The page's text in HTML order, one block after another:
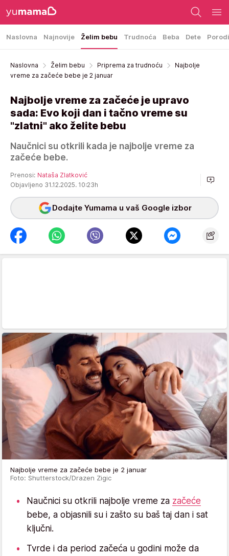
Naslovna Najnovije Želim bebu Trudnoća Beba Dete
Naslovna Želim bebu Priprema za trudnoću
Najbolje
vreme za začeće bebe je 2 januar
Najbolje vreme za začeće je upravo
sada: Evo koji dan i tačno vreme su
"zlatni" ako želite bebu
Naučnici su otkrili kada je najbolje vreme za
začeće bebe.
Prenosi: Nataša Zlatković
Objavljeno 31.12.2025. 10:23h
Dodajte Yumama u vaš Google izbor
Najbolje vreme za začeće bebe je 2 januar
Foto: Shutterstock/Drazen Zigic
Naučnici su otkrili najbolje vreme za začeće
bebe, a objasnili su i zašto su baš taj dan i sat
ključni.
Tvrde i da period začeća u godini može da